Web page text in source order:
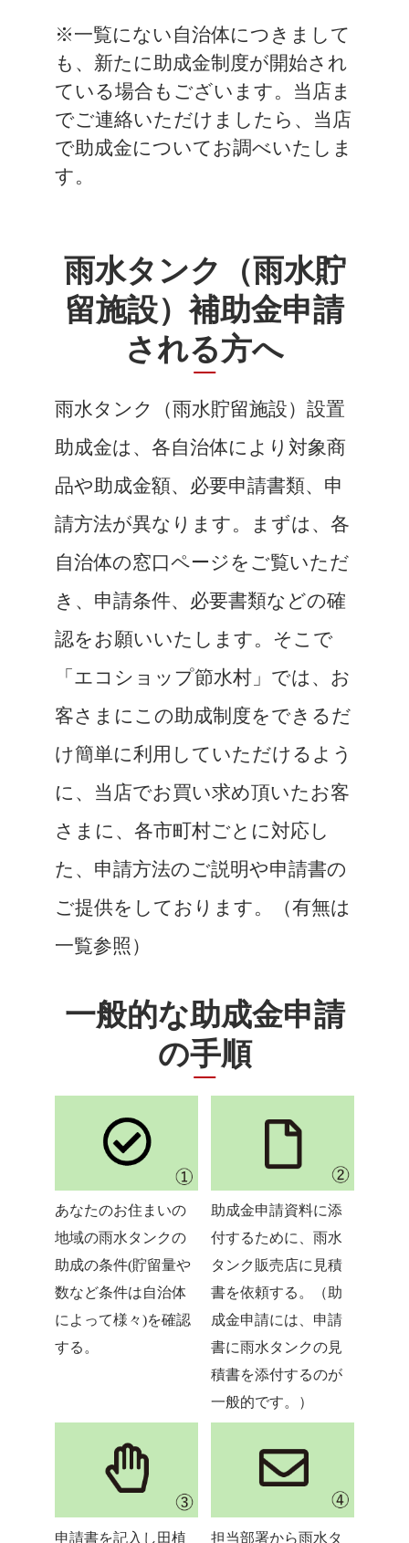
※一覧にない自治体につきまして
も、新たに助成金制度が開始され
ている場合もございます。当店ま
でご連絡いただけましたら、当店
で助成金についてお調べいたしま
す。
雨水タンク（雨水貯
留施設）補助金申請
される方へ
雨水タンク（雨水貯留施設）設置
助成金は、各自治体により対象商
品や助成金額、必要申請書類、申
請方法が異なります。まずは、各
自治体の窓口ページをご覧いただ
き、申請条件、必要書類などの確
認をお願いいたします。そこで
「エコショップ節水村」では、お
客さまにこの助成制度をできるだ
け簡単に利用していただけるよう
に、当店でお買い求め頂いたお客
さまに、各市町村ごとに対応し
た、申請方法のご説明や申請書の
ご提供をしております。（有無は
一覧参照）
一般的な助成金申請
の手順
あなたのお住まいの
地域の雨水タンクの
助成の条件(貯留量や
数など条件は自治体
によって様々)を確認
する。
助成金申請資料に添
付するために、雨水
タンク販売店に見積
書を依頼する。（助
成金申請には、申請
書に雨水タンクの見
積書を添付するのが
一般的です。）
申請書を記入し田植 担当部署から雨水タ